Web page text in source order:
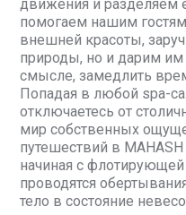
движения и разделяем
помогаем нашим
внешней красоты,
природы, но и дарим
смысле, замедлить
Попадая в любой spa-
отключаетесь от
мир собственных
путешествий в
начиная с флотирующей
проводятся
тело в состояние